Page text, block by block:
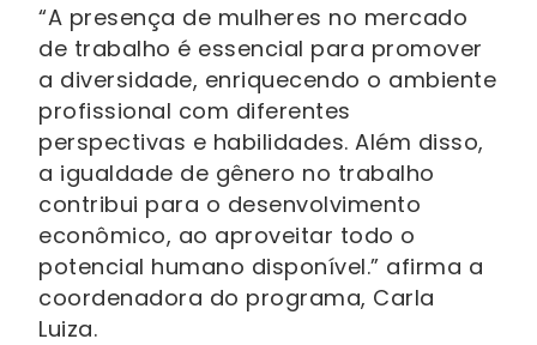
“A presença de mulheres no mercado
de trabalho é essencial para promover
a diversidade, enriquecendo o ambiente
profissional com diferentes
perspectivas e habilidades. Além disso,
a igualdade de gênero no trabalho
contribui para o desenvolvimento
econômico, ao aproveitar todo o
potencial humano disponível.” afirma a
coordenadora do programa, Carla
Luiza.